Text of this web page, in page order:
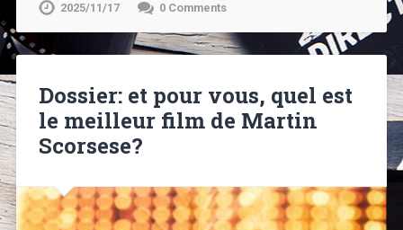
2025/11/17 0 Comments
Dossier: et pour vous, quel est
le meilleur film de Martin
Scorsese?